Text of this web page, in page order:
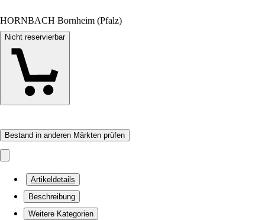
HORNBACH Bornheim (Pfalz)
Nicht reservierbar
Bestand in anderen Märkten prüfen
Artikeldetails
Beschreibung
Weitere Kategorien